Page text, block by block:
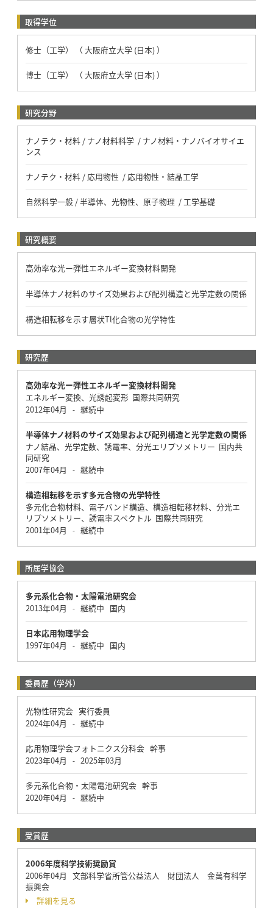
取得学位
修士（工学） （ 大阪府立大学 (日本) ）
博士（工学） （ 大阪府立大学 (日本) ）
研究分野
ナノテク・材料 / ナノ材料科学 / ナノ材料・ナノバイオサイエ
ンス
ナノテク・材料 / 応用物性 / 応用物性・結晶工学
自然科学一般 / 半導体、光物性、原子物理 / 工学基礎
研究概要
高効率な光ー弾性エネルギー変換材料開発
半導体ナノ材料のサイズ効果および配列構造と光学定数の関係
構造相転移を示す層状Tl化合物の光学特性
研究歴
高効率な光ー弾性エネルギー変換材料開発
エネルギー変換、光誘起変形 国際共同研究
2012年04月
- 継続中
半導体ナノ材料のサイズ効果および配列構造と光学定数の関係
ナノ結晶、光学定数、誘電率、分光エリプソメトリー 国内共
同研究
2007年04月
- 継続中
構造相転移を示す多元合物の光学特性
多元化合物材料、電子バンド構造、構造相転移材料、分光エ
リプソメトリー、誘電率スペクトル 国際共同研究
2001年04月
- 継続中
所属学協会
多元系化合物・太陽電池研究会
2013年04月
- 継続中 国内
日本応用物理学会
1997年04月
- 継続中 国内
委員歴（学外）
光物性研究会 実行委員
2024年04月
- 継続中
応用物理学会フォトニクス分科会 幹事
2023年04月
- 2025年03月
多元系化合物・太陽電池研究会 幹事
2020年04月
- 継続中
受賞歴
2006年度科学技術奨励賞
2006年04月 文部科学省所管公益法人 財団法人 金萬有科学
振興会
詳細を見る